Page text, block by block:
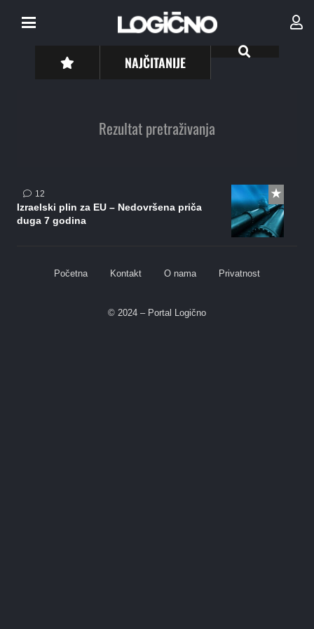
NAJČITANIJE
Rezultat pretraživanja
12komentara
Izraelski plin za EU – Nedovršena priča
duga 7 godina
Početna Kontakt O nama Privatnost
© 2024 – Portal Logično